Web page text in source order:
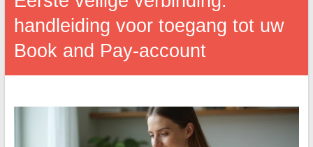
handleiding voor toegang tot uw
Book and Pay-account